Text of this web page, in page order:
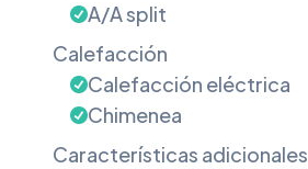
A/A split
Calefacción
Calefacción eléctrica
Chimenea
Características adicionales